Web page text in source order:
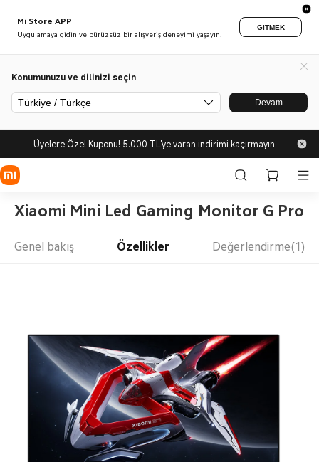
Mi Store APP
Uygulamaya gidin ve pürüzsüz bir alışveriş deneyimi yaşayın.
GITMEK
Konumunuzu ve dilinizi seçin
Türkiye / Türkçe Devam
Üyelere Özel Kuponu! 5.000 TL'ye varan indirimi kaçırmayın
Xiaomi Mini Led Gaming Monitor G Pro
Genel bakış Özellikler Değerlendirme(1)